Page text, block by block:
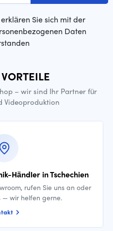
Sie sich mit der
Daten
– wir sind Ihr Partner für
Videoproduktion
Händler in Tschechien
rufen Sie uns an oder
— wir helfen gerne.